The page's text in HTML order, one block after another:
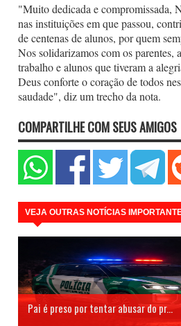
"Muito dedicada e compromissada,
nas instituições em que passou,
de centenas de alunos, por quem
Nos solidarizamos com os parentes,
trabalho e alunos que tiveram a
Deus conforte o coração de todos
saudade", diz um trecho da nota.
COMPARTILHE COM SEUS AMIGOS
VEJA OUTRAS NOTÍCIAS
Pai é preso por tentar abusar do pr...